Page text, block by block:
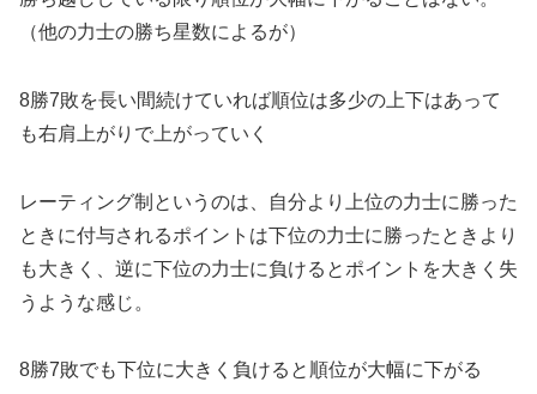
（他の力士の勝ち星数によるが）
8勝7敗を長い間続けていれば順位は多少の上下はあって
も右肩上がりで上がっていく
レーティング制というのは、自分より上位の力士に勝った
ときに付与されるポイントは下位の力士に勝ったときより
も大きく、逆に下位の力士に負けるとポイントを大きく失
うような感じ。
8勝7敗でも下位に大きく負けると順位が大幅に下がる